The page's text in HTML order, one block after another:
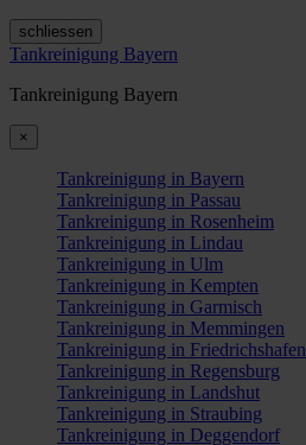
schliessen
Tankreinigung Bayern
Tankreinigung Bayern
×
Tankreinigung in Bayern
Tankreinigung in Passau
Tankreinigung in Rosenheim
Tankreinigung in Lindau
Tankreinigung in Ulm
Tankreinigung in Kempten
Tankreinigung in Garmisch
Tankreinigung in Memmingen
Tankreinigung in Friedrichshafen
Tankreinigung in Regensburg
Tankreinigung in Landshut
Tankreinigung in Straubing
Tankreinigung in Deggendorf